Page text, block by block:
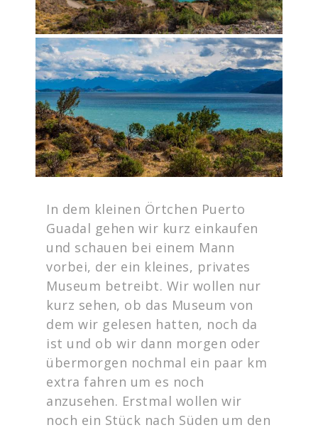
In dem kleinen Örtchen Puerto
Guadal gehen wir kurz einkaufen
und schauen bei einem Mann
vorbei, der ein kleines, privates
Museum betreibt. Wir wollen nur
kurz sehen, ob das Museum von
dem wir gelesen hatten, noch da
ist und ob wir dann morgen oder
übermorgen nochmal ein paar km
extra fahren um es noch
anzusehen. Erstmal wollen wir
noch ein Stück nach Süden um den